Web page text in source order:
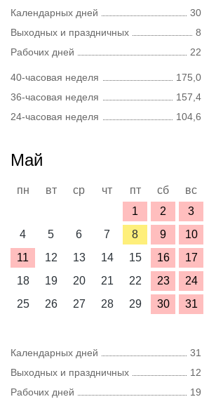
Календарных дней
30
Выходных и праздничных
8
Рабочих дней
22
40-часовая неделя
175,0
36-часовая неделя
157,4
24-часовая неделя
104,6
Май
пн вт ср чт пт сб
вс
1
2
3
4
5 6 7 8 9
10
11
12 13 14 15 16
17
18
19 20 21 22 23
24
25
26 27 28 29 30 31
Календарных дней
31
Выходных и праздничных
12
Рабочих дней
19